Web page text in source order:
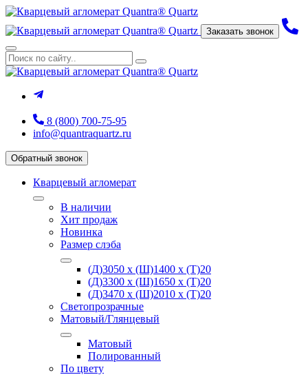
Заказать звонок
8 (800) 700-75-95
info@quantraquartz.ru
Обратный звонок
Кварцевый агломерат
В наличии
Хит продаж
Новинка
Размер слэба
(Д)3050 х (Ш)1400 х (Т)20
(Д)3300 х (Ш)1650 х (Т)20
(Д)3470 х (Ш)2010 х (Т)20
Светопрозрачные
Матовый/Глянцевый
Матовый
Полированный
По цвету